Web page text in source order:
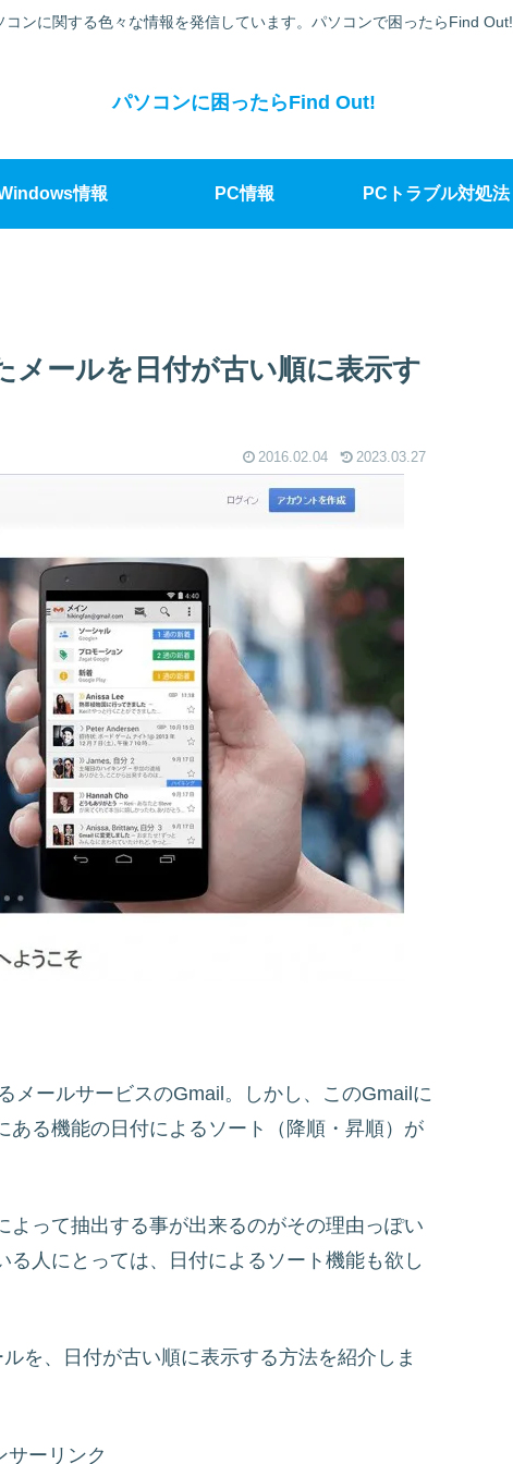
コンに関する色々な情報を発信しています。パソコンで困ったらFind Out!
パソコンに困ったらFind Out!
情報 PC情報 PCトラブル対処法
ールを日付が古い順に表示す
2016.02.04 2023.03.27
メールサービスのGmail。しかし、このGmailに
る機能の日付によるソート（降順・昇順）が
って抽出する事が出来るのがその理由っぽい
人にとっては、日付によるソート機能も欲し
を、日付が古い順に表示する方法を紹介しま
サーリンク